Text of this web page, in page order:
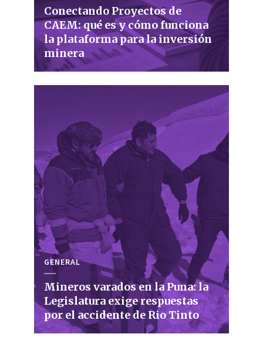
Conectando Proyectos de
CAEM: qué es y cómo funciona
la plataforma para la inversión
minera
GENERAL
Mineros varados en la Puna: la
Legislatura exige respuestas
por el accidente de Rio Tinto